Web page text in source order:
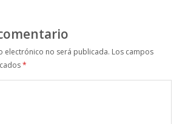
electrónico no será publicada. Los campos
*